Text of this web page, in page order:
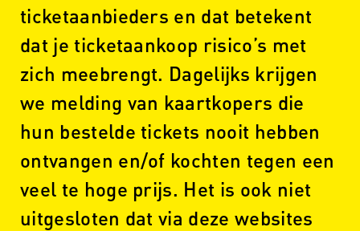
ticketaanbieders en dat betekent
dat je ticketaankoop risico’s met
zich meebrengt. Dagelijks krijgen
we melding van kaartkopers die
hun bestelde tickets nooit hebben
ontvangen en/of kochten tegen een
veel te hoge prijs. Het is ook niet
uitgesloten dat via deze websites